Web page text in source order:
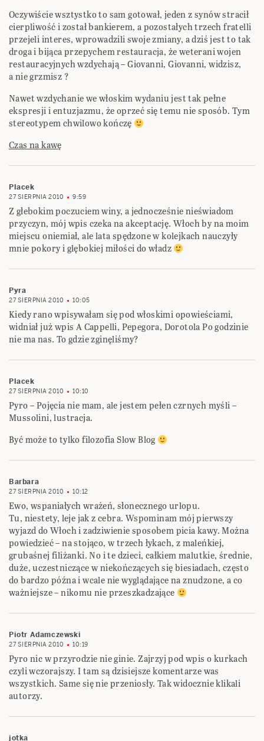
Oczywiście wsztystko to sam gotował, jeden z synów stracił
cierpliwość i został bankierem, a pozostałych trzech fratelli
przejeli interes, wprowadzili swoje zmiany, a dziś jest to tak
droga i bijąca przepychem restauracja, że weterani wojen
restauracyjnych wzdychają – Giovanni, Giovanni, widzisz,
a nie grzmisz ?
Nawet wzdychanie we włoskim wydaniu jest tak pełne
ekspresji i entuzjazmu, że oprzeć się temu nie sposób. Tym
stereotypem chwilowo kończę
Czas na kawę
Placek
27 SIERPNIA 2010 9:59
Z głebokim poczuciem winy, a jednocześnie nieświadom
przyczyn, mój wpis czeka na akceptację. Włoch by na moim
miejscu oniemiał, ale lata spędzone w kolejkach nauczyły
mnie pokory i glębokiej miłości do władz
Pyra
27 SIERPNIA 2010 10:05
Kiedy rano wpisywałam się pod włoskimi opowieściami,
widniał już wpis A Cappelli, Pepegora, Dorotola Po godzinie
nie ma nas. To gdzie zginęliśmy?
Placek
27 SIERPNIA 2010 10:10
Pyro – Pojęcia nie mam, ale jestem pełen czrnych myśli –
Mussolini, lustracja.
Być może to tylko filozofia Slow Blog
Barbara
27 SIERPNIA 2010 10:12
Ewo, wspaniałych wrażeń, słonecznego urlopu.
Tu, niestety, leje jak z cebra. Wspominam mój pierwszy
wyjazd do Włoch i zadziwienie sposobem picia kawy. Można
powiedzieć – na stojąco, w trzech łykach, z maleńkiej,
grubaśnej filiżanki. No i te dzieci, całkiem malutkie, średnie,
duże, uczestniczące w niekończących się biesiadach, często
do bardzo późna i wcale nie wyglądające na znudzone, a co
ważniejsze – nikomu nie przeszkadzające
Piotr Adamczewski
27 SIERPNIA 2010 10:19
Pyro nic w przyrodzie nie ginie. Zajrzyj pod wpis o kurkach
czyli wczorajszy. I tam są dzisiejsze komentarze was
wszystkich. Same się nie przeniosły. Tak widocznie klikali
autorzy.
jotka